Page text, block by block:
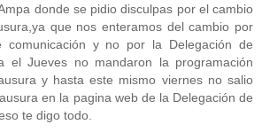
donde se pidio disculpas por el cambio
que nos enteramos del cambio por
comunicación y no por la Delegación de
el Jueves no mandaron la programación
y hasta este mismo viernes no salio
en la pagina web de la Delegación de
te digo todo.